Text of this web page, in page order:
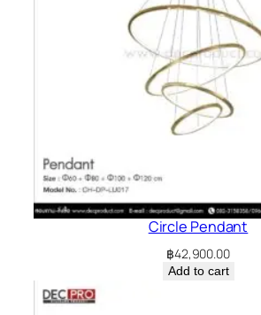
Circle Pendant
฿42,900.00
Add to cart